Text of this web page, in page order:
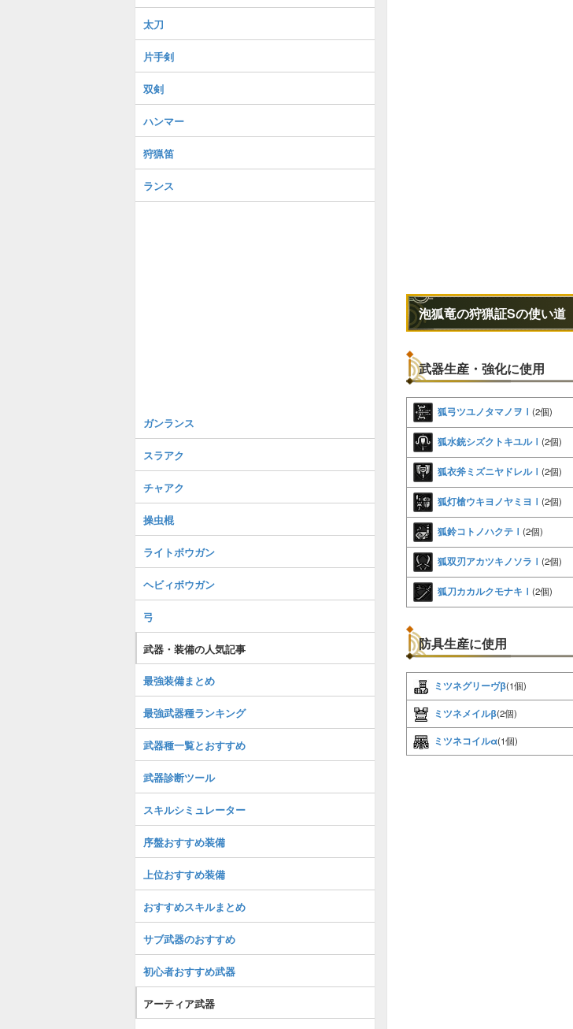
泡狐竜の狩猟証Sの使い道
武器生産・強化に使用
狐弓ツユノタマノヲⅠ (2個)
狐水銃シズクトキユルⅠ (2個)
狐衣斧ミズニヤドレルⅠ (2個)
狐灯槍ウキヨノヤミヨⅠ (2個)
狐鈴コトノハクテⅠ (2個)
狐双刃アカツキノソラⅠ (2個)
狐刀カカルクモナキⅠ (2個)
防具生産に使用
ミツネグリーヴβ(1個)
ミツネメイルβ(2個)
ミツネコイルα(1個)
太刀
片手剣
双剣
ハンマー
狩猟笛
ランス
ガンランス
スラアク
チャアク
操虫棍
ライトボウガン
ヘビィボウガン
弓
武器・装備の人気記事
最強装備まとめ
最強武器種ランキング
武器種一覧とおすすめ
武器診断ツール
スキルシミュレーター
序盤おすすめ装備
上位おすすめ装備
おすすめスキルまとめ
サブ武器のおすすめ
初心者おすすめ武器
アーティア武器